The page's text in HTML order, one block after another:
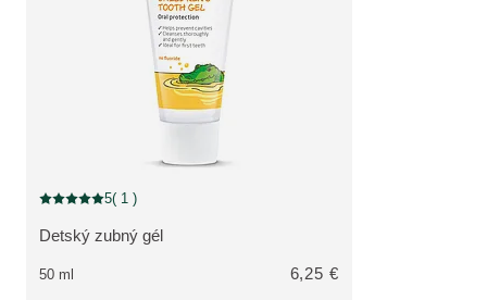
ZOBRAZIŤ PRODUKT:
Detský zubný gél
Aktuálne hodnotenie: 5 z 5 hviezdičiek hodnotené 1 zákazníkmi
5( 1 )
50 ml 6,25 €